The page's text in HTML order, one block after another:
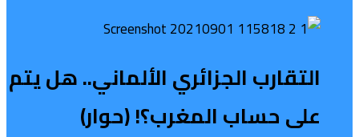
التقارب الجزائري الألماني.. هل يتم
على حساب المغرب؟! (حوار)